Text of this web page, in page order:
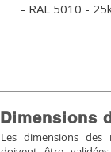
- RAL 5010 -
Dimensions
Les dimensions des